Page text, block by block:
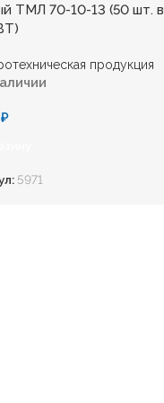
ТМЛ 70-10-13 (50 шт. в
продукция
₽
5971